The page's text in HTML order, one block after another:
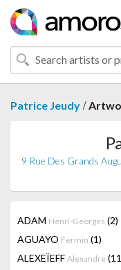
Patrice Jeudy /
9 Rue Des Grands
ADAM Henri-Georges (2)
AGUAYO Fermin (1)
ALEXEÏEFF Alexandre